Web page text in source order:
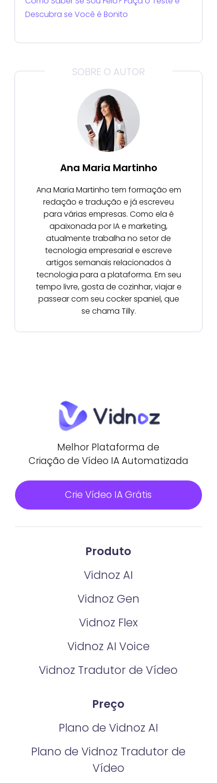
Descubra se Você é Bonito
SOBRE O AUTOR
Ana Maria Martinho
Ana Maria Martinho tem formação em
redação e tradução e já escreveu
para várias empresas. Como ela é
apaixonada por IA e marketing,
atualmente trabalha no setor de
tecnologia empresarial e escreve
artigos semanais relacionados à
tecnologia para a plataforma. Em seu
tempo livre, gosta de cozinhar, viajar e
passear com seu cocker spaniel, que
se chama Tilly.
Melhor Plataforma de
Criação de Vídeo IA Automatizada
Crie Vídeo IA Grátis
Produto
Vidnoz AI
Vidnoz Gen
Vidnoz Flex
Vidnoz AI Voice
Vidnoz Tradutor de Vídeo
Preço
Plano de Vidnoz AI
Plano de Vidnoz Tradutor de
Vídeo